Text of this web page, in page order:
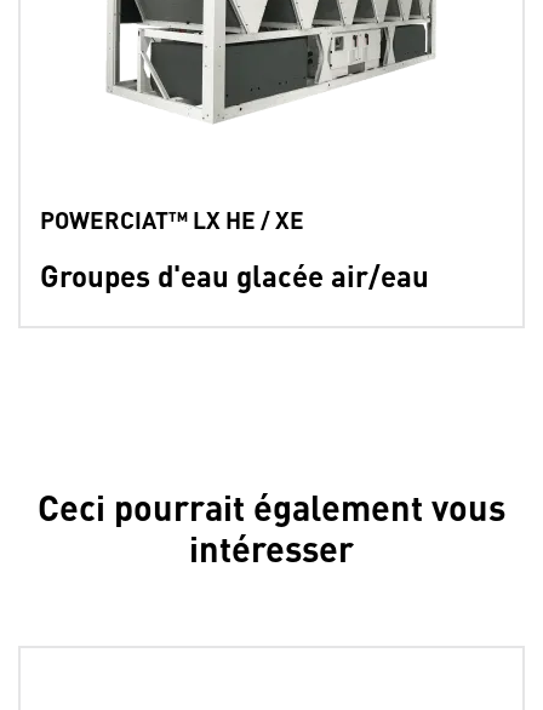
Groupes d'eau glacée air/eau
POWERCIAT™ LX HE / XE
Ceci pourrait également vous
intéresser